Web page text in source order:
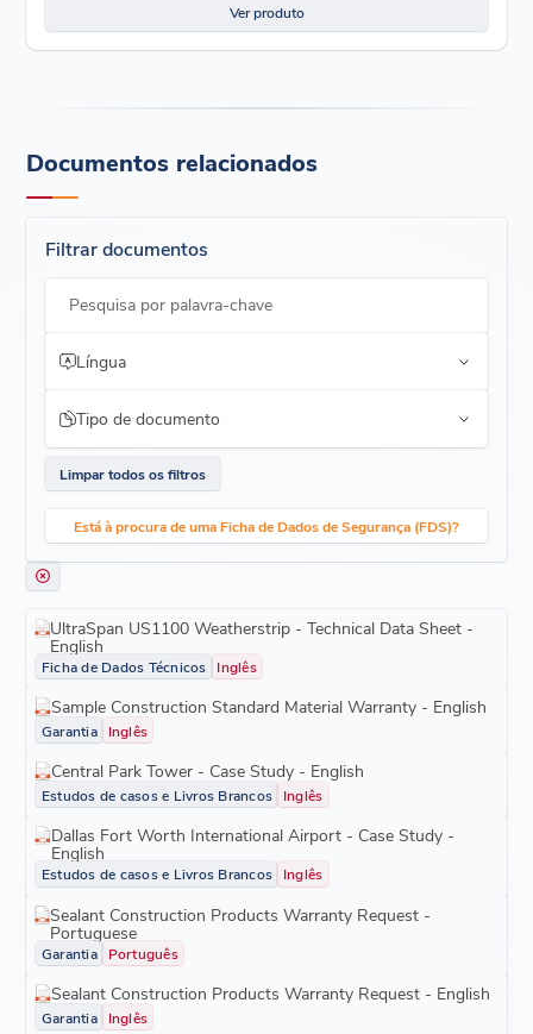
Ver produto
Documentos relacionados
Filtrar documentos
Pesquisa por palavra-chave
Língua
Tipo de documento
Limpar todos os filtros
Está à procura de uma Ficha de Dados de Segurança (FDS)?
UltraSpan US1100 Weatherstrip - Technical Data Sheet -
English
Ficha de Dados Técnicos Inglês
Sample Construction Standard Material Warranty - English
Garantia Inglês
Central Park Tower - Case Study - English
Estudos de casos e Livros Brancos Inglês
Dallas Fort Worth International Airport - Case Study -
English
Estudos de casos e Livros Brancos Inglês
Sealant Construction Products Warranty Request -
Portuguese
Garantia Português
Sealant Construction Products Warranty Request - English
Garantia Inglês